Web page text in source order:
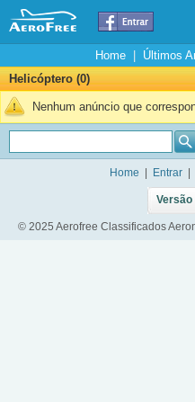
Home| Últimos
Helicóptero (0)
Nenhum anúncio que
Home Entrar
Versão
© 2025 Aerofree Classificados